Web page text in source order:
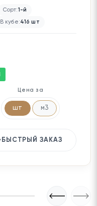
Сорт:1-й
В кубе:416 шт
Цена за
шт м3
БЫСТРЫЙ ЗАКАЗ